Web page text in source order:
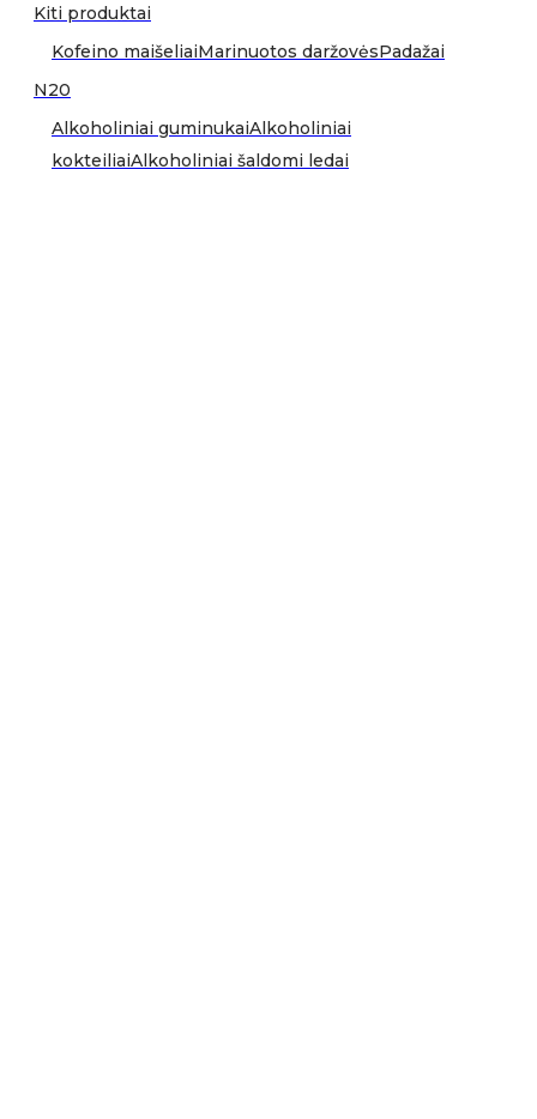
Kiti produktai
Kofeino maišeliaiMarinuotos daržovėsPadažai
N20
Alkoholiniai guminukaiAlkoholiniai
kokteiliaiAlkoholiniai šaldomi ledai